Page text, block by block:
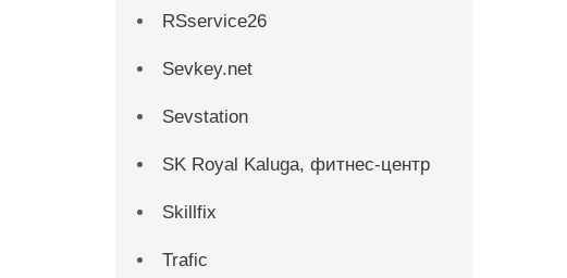
RSservice26
Sevkey.net
Sevstation
SK Royal Kaluga, фитнес-центр
Skillfix
Trafic